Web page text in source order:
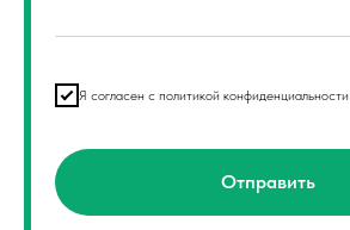
Я согласен с политикой конфиденциальности
Отправить